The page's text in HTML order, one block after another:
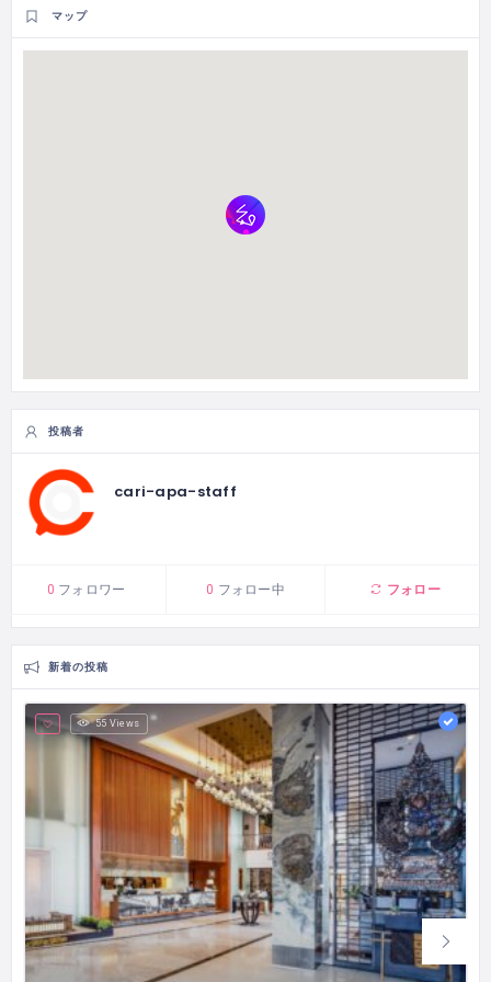
マップ
投稿者
cari-apa-staff
0 フォロワー 0 フォロー中 フォロー
新着の投稿
55 Views